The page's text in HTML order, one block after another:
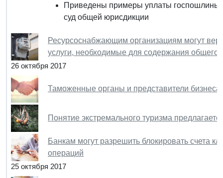
Приведены примеры уплаты госпошлины
суд общей юрисдикции
Ресурсоснабжающим организациям могут
услуги, необходимые для содержания общего
26 октября 2017
Таможенные органы и представители
Понятие экстремального туризма
Банкам могут разрешить блокировать счета
операций
25 октября 2017